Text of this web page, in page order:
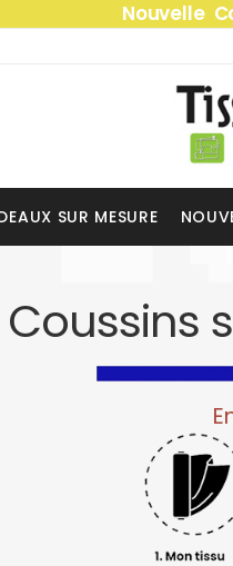
Nouvelle
SUR MESURE
Coussins